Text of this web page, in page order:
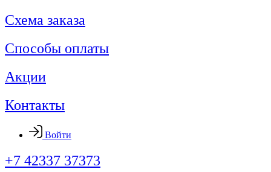
Схема заказа
Способы оплаты
Акции
Контакты
Войти
+7 42337 37373